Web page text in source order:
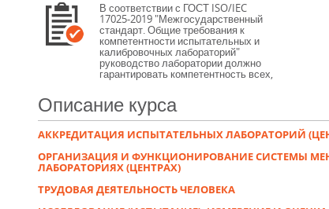
В соответствии с ГОСТ ISO/IEC
17025-2019 "Межгосударственный
стандарт. Общие требования к
компетентности испытательных и
калибровочных лабораторий"
руководство лаборатории должно
гарантировать компетентность всех,
кто работает со специальным
испытания и/или калибровки,
оценивает результаты и
подписывает протоколы испытаний
и сертификаты о калибровке.
Данный курс предназначен для
работников испытательных
лабораторий, выполняющих
исследования (испытания) и
измерения химического,
физических факторов
Описание курса
АККРЕДИТАЦИЯ ИСПЫТАТЕЛЬНЫХ ЛАБОРАТОРИЙ
ОРГАНИЗАЦИЯ И ФУНКЦИОНИРОВАНИЕ СИСТЕМЫ
ЛАБОРАТОРИЯХ (ЦЕНТРАХ)
ТРУДОВАЯ ДЕЯТЕЛЬНОСТЬ ЧЕЛОВЕКА